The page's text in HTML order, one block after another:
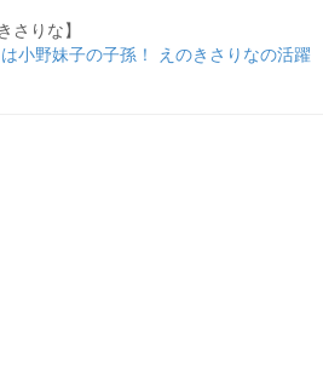
りな】
小野妹子の子孫！ えのきさりなの活躍